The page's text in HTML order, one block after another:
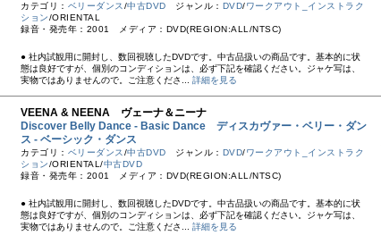
カテゴリ： ベリーダンス /中古DVD ジャンル： DVD/ワークアウト_インストラク
ション/ORIENTAL
録音・発売年：2001 メディア：DVD(REGION:ALL/NTSC)
● 社内試観用に開封し、数回視聴したDVDです。中古品扱いの商品です。基本的に状
態は良好ですが、個別のコンディションは、必ず下記を確認ください。ジャケ写は、
実物ではありませんので。ご注意くださ... 詳細を見る
VEENA & NEENA ヴェーナ＆ニーナ
Discover Belly Dance - Basic Dance ディスカヴァー・ベリー・ダン
ス - ベーシック・ダンス
カテゴリ： ベリーダンス /中古DVD ジャンル： DVD/ワークアウト_インストラク
ション/ORIENTAL/中古DVD
録音・発売年：2001 メディア：DVD(REGION:ALL/NTSC)
● 社内試観用に開封し、数回視聴したDVDです。中古品扱いの商品です。基本的に状
態は良好ですが、個別のコンディションは、必ず下記を確認ください。ジャケ写は、
実物ではありませんので。ご注意くださ... 詳細を見る